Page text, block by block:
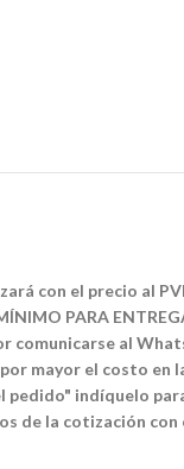
con el precio al
PARA
comunicarse al
por mayor el costo
pedido" indíquelo
de la cotización